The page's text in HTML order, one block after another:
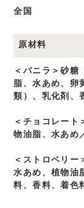
全国
原材料
＜バニラ＞砂糖
脂、水あめ、卵
類）、乳化剤、
＜チョコレート
物油脂、水あめ
＜ストロベリー
水あめ、植物油
料、香料、着色